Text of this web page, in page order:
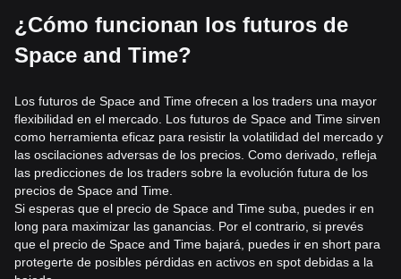
¿Cómo funcionan los futuros de
Space and Time?
Los futuros de Space and Time ofrecen a los traders una mayor
flexibilidad en el mercado. Los futuros de Space and Time sirven
como herramienta eficaz para resistir la volatilidad del mercado y
las oscilaciones adversas de los precios. Como derivado, refleja
las predicciones de los traders sobre la evolución futura de los
precios de Space and Time.
Si esperas que el precio de Space and Time suba, puedes ir en
long para maximizar las ganancias. Por el contrario, si prevés
que el precio de Space and Time bajará, puedes ir en short para
protegerte de posibles pérdidas en activos en spot debidas a la